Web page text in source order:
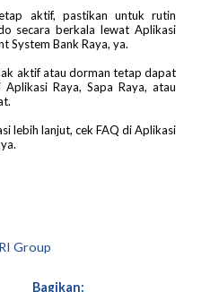
aktif, pastikan untuk rutin
secara berkala lewat Aplikasi
System Bank Raya, ya.
aktif atau dorman tetap dapat
Raya, Sapa Raya, atau
lebih lanjut, cek FAQ di Aplikasi
Group
Bagikan: